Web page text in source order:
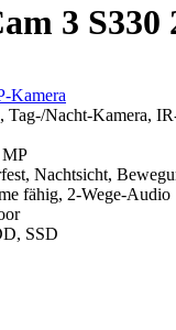
3 S330
Kamera
Tag-/Nacht-Kamera,
MP
Nachtsicht,
fähig, 2-Wege-Audio
SSD